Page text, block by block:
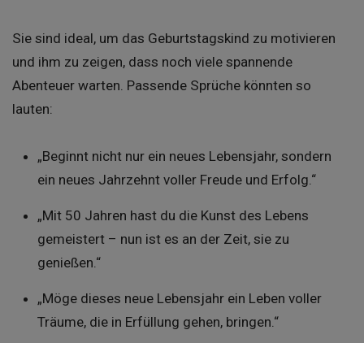
Sie sind ideal, um das Geburtstagskind zu motivieren
und ihm zu zeigen, dass noch viele spannende
Abenteuer warten. Passende Sprüche könnten so
lauten:
„Beginnt nicht nur ein neues Lebensjahr, sondern
ein neues Jahrzehnt voller Freude und Erfolg.“
„Mit 50 Jahren hast du die Kunst des Lebens
gemeistert – nun ist es an der Zeit, sie zu
genießen.“
„Möge dieses neue Lebensjahr ein Leben voller
Träume, die in Erfüllung gehen, bringen.“